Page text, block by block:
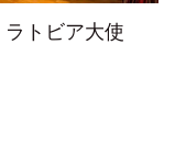
トビア大使